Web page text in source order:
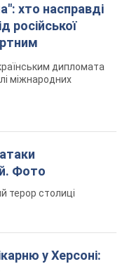
хто насправді
російської
дипломата
міжнародних
Фото
терор столиці
у Херсоні: